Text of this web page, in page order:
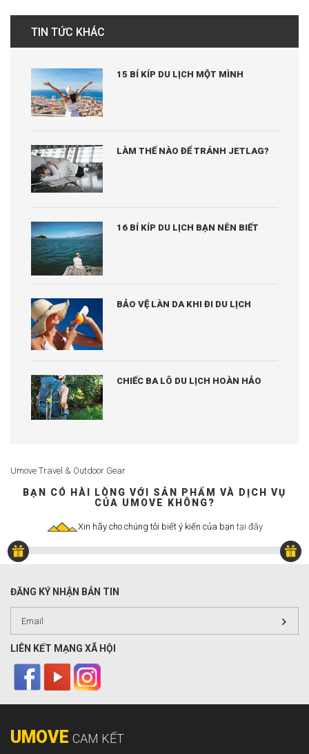
TIN TỨC KHÁC
15 BÍ KÍP DU LỊCH MỘT MÌNH
LÀM THẾ NÀO ĐỂ TRÁNH JETLAG?
16 BÍ KÍP DU LỊCH BẠN NÊN BIẾT
BẢO VỆ LÀN DA KHI ĐI DU LỊCH
CHIẾC BA LÔ DU LỊCH HOÀN HẢO
Umove Travel & Outdoor Gear
BẠN CÓ HÀI LÒNG VỚI SẢN PHẨM VÀ DỊCH VỤ
CỦA UMOVE KHÔNG?
Xin hãy cho chúng tôi biết ý kiến của bạn tại đây
ĐĂNG KÝ NHẬN BẢN TIN
LIÊN KẾT MẠNG XÃ HỘI
UMOVE CAM KẾT